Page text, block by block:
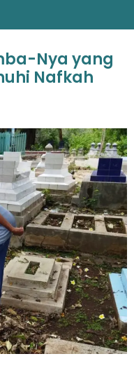
Nya yang
Nafkah